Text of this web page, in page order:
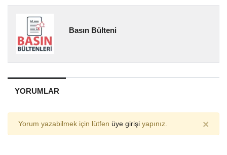
Basın Bülteni
YORUMLAR
Yorum yazabilmek için lütfen üye girişi yapınız. ×